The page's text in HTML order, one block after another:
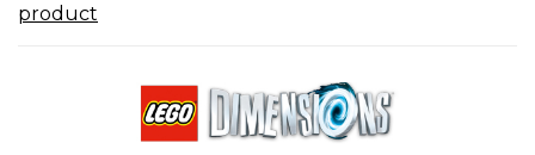
product